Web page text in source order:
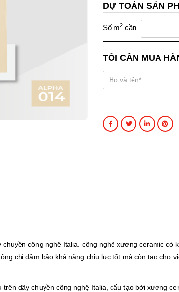
DỰ TOÁN SẢN
Số m2 cần
TÔI CẦN MUA
công nghệ Italia, công nghệ xương ceramic
chỉ đảm bảo khả năng chịu lực tốt mà còn tạo cho
dây chuyền công nghệ Italia, cấu tạo bởi xương